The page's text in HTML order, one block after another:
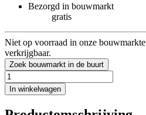
Bezorgd in bouwmarkt
gratis
Niet op voorraad in onze
verkrijgbaar.
Zoek bouwmarkt in de buurt
In winkelwagen